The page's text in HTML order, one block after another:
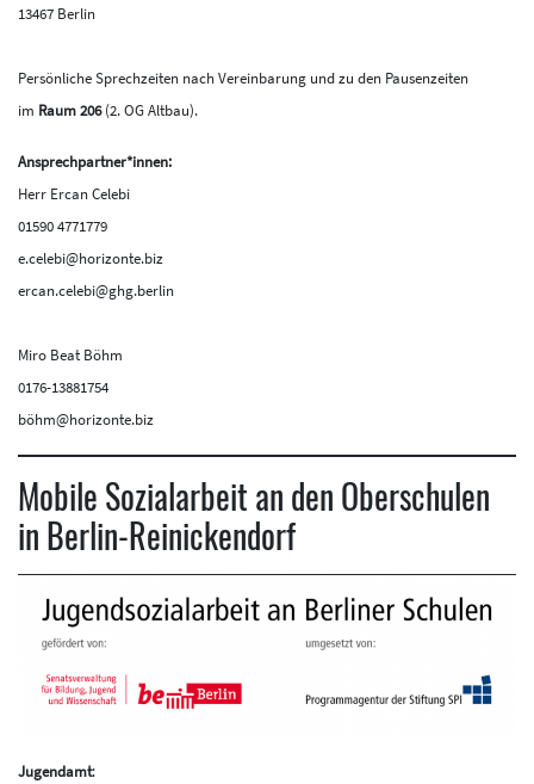
13467 Berlin
Persönliche Sprechzeiten nach Vereinbarung und zu den Pausenzeiten
im Raum 206(2. OG Altbau).
Ansprechpartner*innen:
Herr Ercan Celebi
01590 4771779
e.celebi@horizonte.biz
ercan.celebi@ghg.berlin
Miro Beat Böhm
0176-13881754
böhm@horizonte.biz
Mobile Sozialarbeit an den Oberschulen
in Berlin-Reinickendorf
Jugendamt: